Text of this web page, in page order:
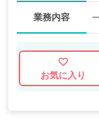
業務内容
お気に入り